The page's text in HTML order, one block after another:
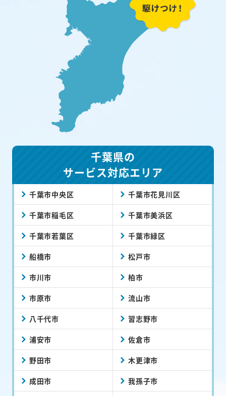
千葉県の
サービス対応エリア
千葉市中央区 千葉市花見川区
千葉市稲毛区 千葉市美浜区
千葉市若葉区 千葉市緑区
船橋市 松戸市
市川市 柏市
市原市 流山市
八千代市 習志野市
浦安市 佐倉市
野田市 木更津市
成田市 我孫子市